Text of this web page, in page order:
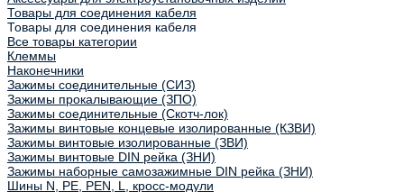
Товары для соединения кабеля
Товары для соединения кабеля
Все товары категории
Клеммы
Наконечники
Зажимы соединительные (СИЗ)
Зажимы прокалывающие (ЗПО)
Зажимы соединительные (Скотч-лок)
Зажимы винтовые концевые изолированные (КЗВИ)
Зажимы винтовые изолированные (ЗВИ)
Зажимы винтовые DIN рейка (ЗНИ)
Зажимы наборные самозажимные DIN рейка (ЗНИ)
Шины N, PE, PEN, L, кросс-модули